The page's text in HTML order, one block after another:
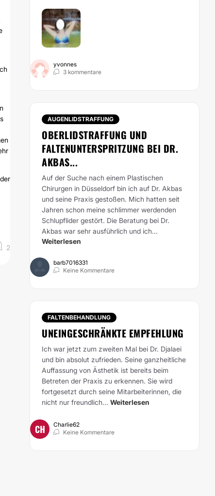
2
yvonnes
3 kommentare
AUGENLIDSTRAFFUNG
OBERLIDSTRAFFUNG UND
FALTENUNTERSPRITZUNG BEI DR.
AKBAS...
Auf der Suche nach einem Plastischen
Chirurgen in Düsseldorf bin ich auf Dr. Akbas
und seine Praxis gestoßen. Mich hatten seit
Jahren schon meine schlimmer werdenden
Schlupflider gestört. Die Beratung bei Dr.
Akbas war sehr ausführlich und ich...
Weiterlesen
barb7016331
Keine Kommentare
FALTENBEHANDLUNG
UNEINGESCHRÄNKTE EMPFEHLUNG
Ich war jetzt zum zweiten Mal bei Dr. Djalaei
und bin absolut zufrieden. Seine ganzheitliche
Auffassung von Ästhetik ist bereits beim
Betreten der Praxis zu erkennen. Sie wird
fortgesetzt durch seine Mitarbeiterinnen, die
nicht nur freundlich... Weiterlesen
CH
Charlie62
Keine Kommentare